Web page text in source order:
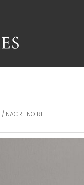
/ NACRE NOIRE